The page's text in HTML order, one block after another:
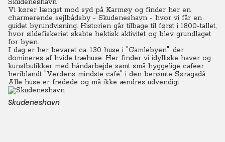
Skudeneshavn
Vi kører længst mod syd på Karmøy og finder her en
charmerende sejlbådsby - Skudeneshavn - hvor vi får en
guidet byrundvisning. Historien går tilbage til først i 1800-tallet,
hvor sildefiskeriet skabte hektisk aktivitet og blev grundlaget
for byen.
I dag er her bevaret ca. 130 huse i "Gamlebyen", der
domineres af hvide træhuse. Her finder vi idylliske haver og
kunstbutikker med håndarbejde samt små hyggelige caféer
heriblandt "Verdens mindste café" i den berømte Søragadå.
Alle huse er fredede og må ikke ændres udvendigt.
Skudeneshavn